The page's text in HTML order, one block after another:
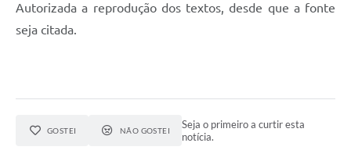
Autorizada a reprodução dos textos, desde que a fonte
seja citada.
GOSTEI NÃO GOSTEI
Seja o primeiro a curtir esta
notícia.